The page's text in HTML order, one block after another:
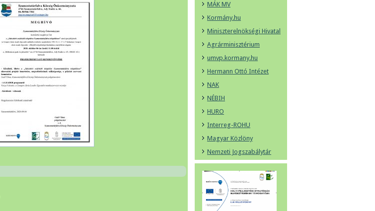
MÁK MV
Kormány.hu
Miniszterelnökségi Hivatal
Agrárminisztérium
umvp.kormany.hu
Hermann Ottó Intézet
NAK
NÉBIH
HURO
Interreg-ROHU
Magyar Közlöny
Nemzeti Jogszabálytár